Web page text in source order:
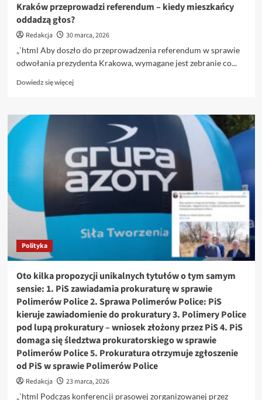
Kraków przeprowadzi referendum – kiedy mieszkańcy
oddadzą głos?
Redakcja
30 marca, 2026
„`html Aby doszło do przeprowadzenia referendum w sprawie
odwołania prezydenta Krakowa, wymagane jest zebranie co...
Dowiedz się więcejDowiedz
o
referendum
kiedy
mieszkańcy
oddadzą
Polityka
Oto kilka propozycji unikalnych tytułów o tym samym
sensie: 1. PiS zawiadamia prokuraturę w sprawie
Polimerów Police 2. Sprawa Polimerów Police: PiS
kieruje zawiadomienie do prokuratury 3. Polimery Police
pod lupą prokuratury – wniosek złożony przez PiS 4. PiS
domaga się śledztwa prokuratorskiego w sprawie
Polimerów Police 5. Prokuratura otrzymuje zgłoszenie
od PiS w sprawie Polimerów Police
Redakcja
23 marca, 2026
„`html Podczas konferencji prasowej zorganizowanej przez